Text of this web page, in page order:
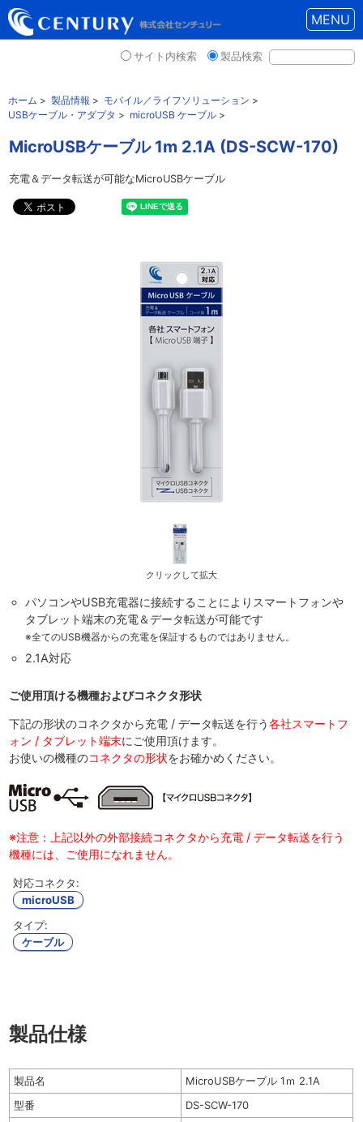
MENU
サイト内検索 製品検索
ホーム > 製品情報 > モバイル／ライフソリューション >
USBケーブル・アダプタ > microUSB ケーブル >
MicroUSBケーブル 1m 2.1A (DS-SCW-170)
充電＆データ転送が可能なMicroUSBケーブル
クリックして拡大
パソコンやUSB充電器に接続することによりスマートフォンや
タブレット端末の充電＆データ転送が可能です
※全てのUSB機器からの充電を保証するものではありません。
2.1A対応
ご使用頂ける機種およびコネクタ形状
下記の形状のコネクタから充電 / データ転送を行う各社スマートフ
ォン / タブレット端末にご使用頂けます。
お使いの機種のコネクタの形状をお確かめください。
※注意：上記以外の外部接続コネクタから充電 / データ転送を行う
機種には、ご使用になれません。
対応コネクタ:
microUSB
タイプ:
ケーブル
製品仕様
製品名
MicroUSBケーブル 1ｍ 2.1A
型番
DS-SCW-170